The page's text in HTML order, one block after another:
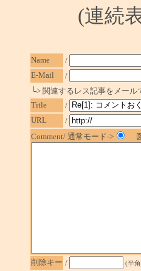
(連続
Name
/
E-Mail
/
└> 関連するレス記事をメール
Title
/
URL
/
Comment/ 通常モード->
削除キー / (半